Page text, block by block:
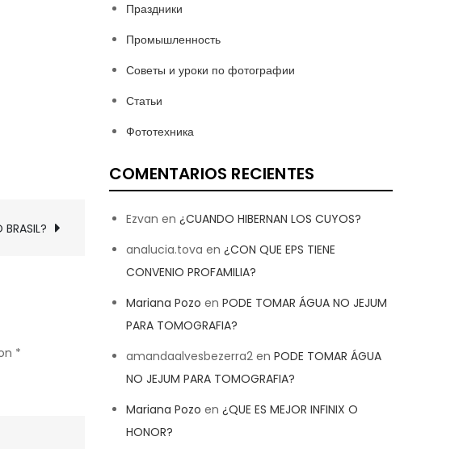
*
Праздники
Промышленность
Советы и уроки по фотографии
Статьи
Фототехника
COMENTARIOS RECIENTES
Ezvan en ¿CUANDO HIBERNAN LOS CUYOS?
analucia.tova en ¿CON QUE EPS TIENE
CONVENIO PROFAMILIA?
Mariana Pozo en PODE TOMAR ÁGUA NO JEJUM
PARA TOMOGRAFIA?
amandaalvesbezerra2 en PODE TOMAR ÁGUA
NO JEJUM PARA TOMOGRAFIA?
Mariana Pozo en ¿QUE ES MEJOR INFINIX O
HONOR?